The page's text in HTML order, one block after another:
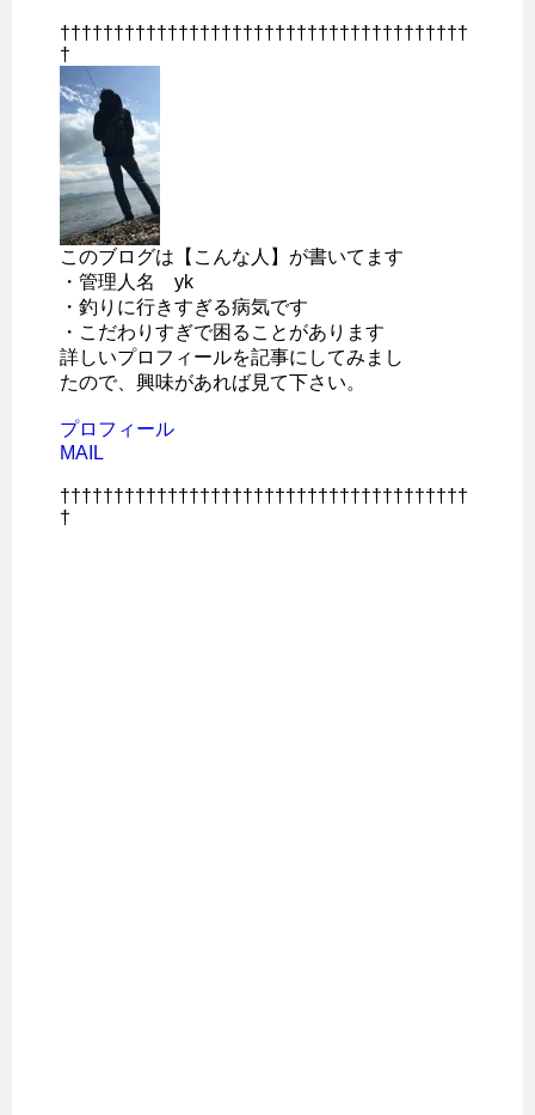
††††††††††††††††††††††††††††††††††††††
†
このブログは【こんな人】が書いてます
・管理人名 yk
・釣りに行きすぎる病気です
・こだわりすぎで困ることがあります
詳しいプロフィールを記事にしてみまし
たので、興味があれば見て下さい。
プロフィール
MAIL
††††††††††††††††††††††††††††††††††††††
†